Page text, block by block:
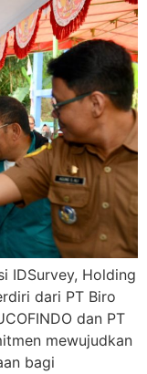
IDSurvey, Holding
dari PT Biro
dan PT
mewujudkan
bagi